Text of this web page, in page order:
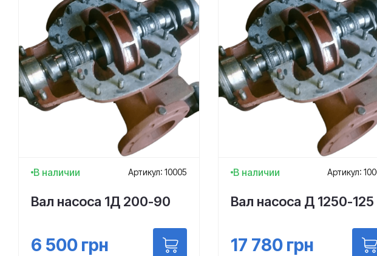
В наличии Артикул: 10005
Вал насоса 1Д 200-90
6 500 грн
В наличии Артикул:
Вал насоса Д 1250-125
17 780грн